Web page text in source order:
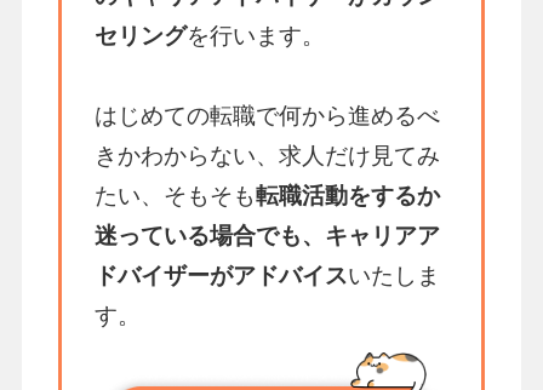
セリングを行います。
はじめての転職で何から進めるべ
きかわからない、求人だけ見てみ
たい、そもそも転職活動をするか
迷っている場合でも、キャリアア
ドバイザーがアドバイスいたしま
す。